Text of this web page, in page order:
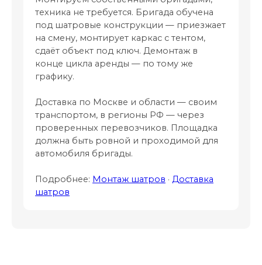
техника не требуется. Бригада обучена
под шатровые конструкции — приезжает
на смену, монтирует каркас с тентом,
сдаёт объект под ключ. Демонтаж в
конце цикла аренды — по тому же
графику.
Доставка по Москве и области — своим
транспортом, в регионы РФ — через
проверенных перевозчиков. Площадка
должна быть ровной и проходимой для
автомобиля бригады.
Подробнее: Монтаж шатров · Доставка
шатров